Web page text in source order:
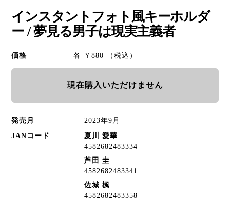
インスタントフォト風キーホルダ
ー / 夢見る男子は現実主義者
価格 各 ￥880 （税込）
現在購入いただけません
発売月 2023年9月
JANコード
夏川 愛華
4582682483334
芦田 圭
4582682483341
佐城 楓
4582682483358